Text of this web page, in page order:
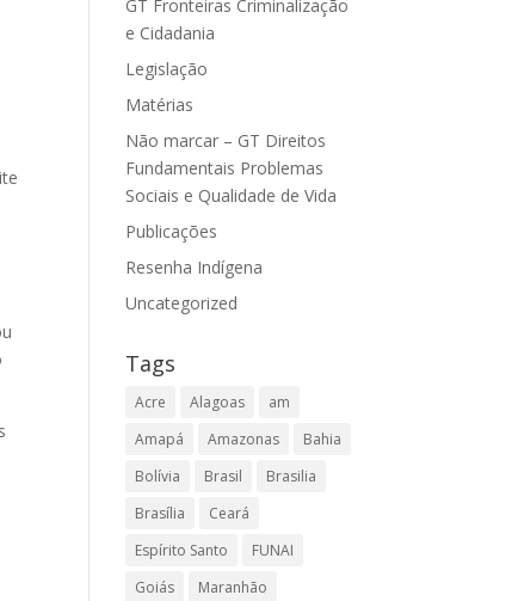
GT Fronteiras Criminalização
e Cidadania
Legislação
Matérias
Não marcar – GT Direitos
Fundamentais Problemas
Sociais e Qualidade de Vida
Publicações
Resenha Indígena
Uncategorized
Tags
Acre Alagoas
am
Amapá
Amazonas
Bahia
Bolívia
Brasil
Brasilia
Brasília
Ceará
Espírito Santo
FUNAI
Goiás
Maranhão